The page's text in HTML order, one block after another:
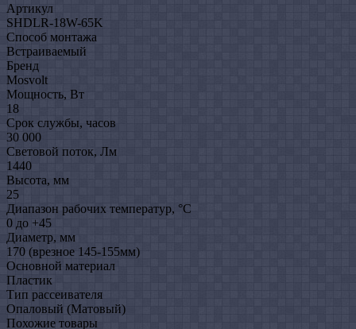
Артикул
SHDLR-18W-65K
Способ монтажа
Встраиваемый
Бренд
Mosvolt
Мощность, Вт
18
Срок службы, часов
30 000
Световой поток, Лм
1440
Высота, мм
25
Диапазон рабочих температур, °C
0 до +45
Диаметр, мм
170 (врезное 145-155мм)
Основной материал
Пластик
Тип рассеивателя
Опаловый (Матовый)
Похожие товары